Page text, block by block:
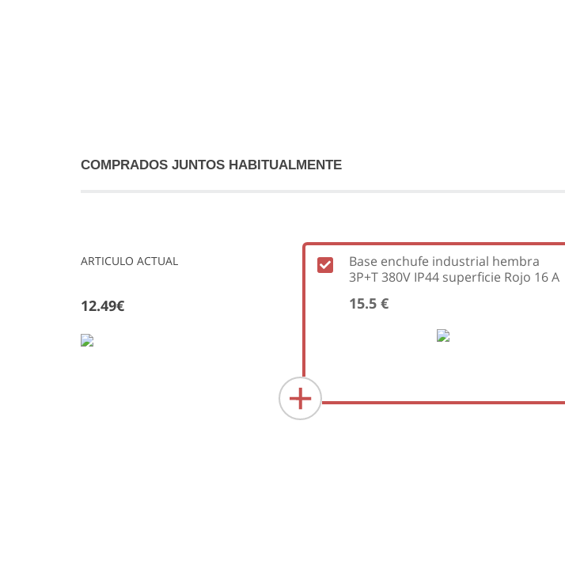
COMPRADOS JUNTOS HABITUALMENTE
ARTICULO ACTUAL
12.49€
Base enchufe industrial hembra
3P+T 380V IP44 superficie Rojo 16 A
15.5 €